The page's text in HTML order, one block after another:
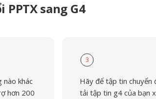
sang G4
nào khác
hơn 200
3
Hãy để tập tin chuyển
tải tập tin g4 của bạn